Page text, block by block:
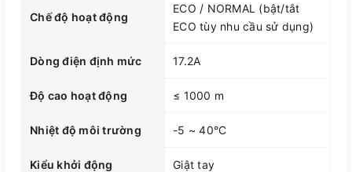
Chế độ hoạt động
ECO / NORMAL (bật/tắt
ECO tùy nhu cầu sử dụng)
Dòng điện định mức 17.2A
Độ cao hoạt động ≤ 1000 m
Nhiệt độ môi trường -5 ~ 40°C
Kiểu khởi động Giật tay